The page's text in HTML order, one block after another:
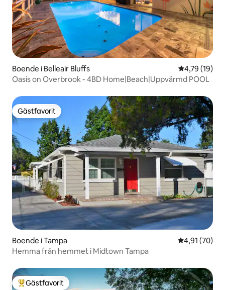
Boende i Belleair Bluffs 4,79 av 5 i
4,79 (19)
Oasis on Overbrook - 4BD Home|Beach|Uppvärmd POOL
Gästfavorit
Gästfavorit
Boende i Tampa 4,91 av 5 i
4,91 (70)
Hemma från hemmet i Midtown Tampa
Populär gästfavorit
Gästfavorit